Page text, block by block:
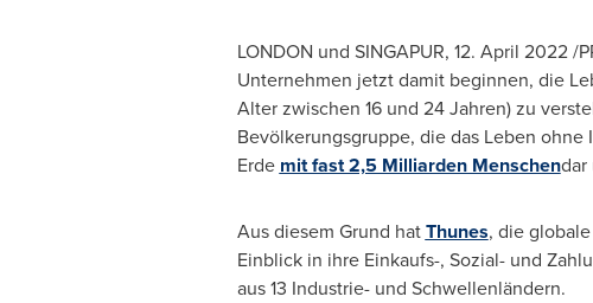
LONDON und SINGAPUR, 12. April 2022/
Unternehmen jetzt damit beginnen, die
Alter zwischen 16 und 24 Jahren) zu
Bevölkerungsgruppe, die das Leben
Erde mit fast 2,5 Milliarden Menschendar
Aus diesem Grund hatThunes, die
Einblick in ihre Einkaufs-, Sozial- und
aus 13 Industrie- und Schwellenländern.